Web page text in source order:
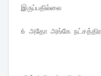
இருப்பதில்லை
6 அதோ அங்கே நட்சத்திரம்